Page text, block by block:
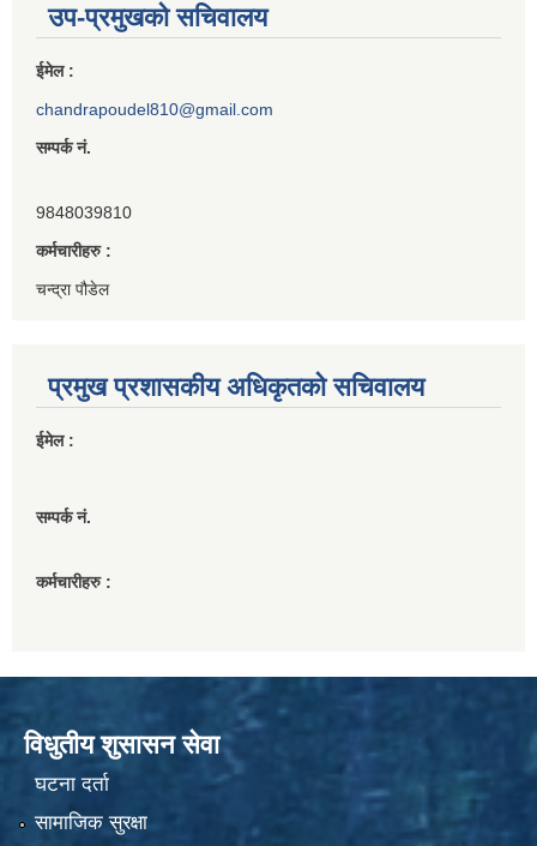
उप-प्रमुखको सचिवालय
ईमेल :
chandrapoudel810@gmail.com
सम्पर्क नं.
9848039810
कर्मचारीहरु :
चन्द्रा पौडेल
प्रमुख प्रशासकीय अधिकृतको सचिवालय
ईमेल :
सम्पर्क नं.
कर्मचारीहरु :
विधुतीय शुसासन सेवा
घटना दर्ता
सामाजिक सुरक्षा